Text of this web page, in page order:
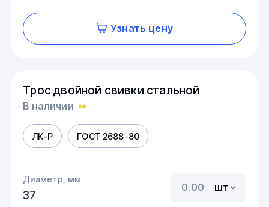
Узнать цену
Трос двойной свивки стальной
В наличии
ЛК-Р ГОСТ 2688-80
Диаметр, мм
37
шт